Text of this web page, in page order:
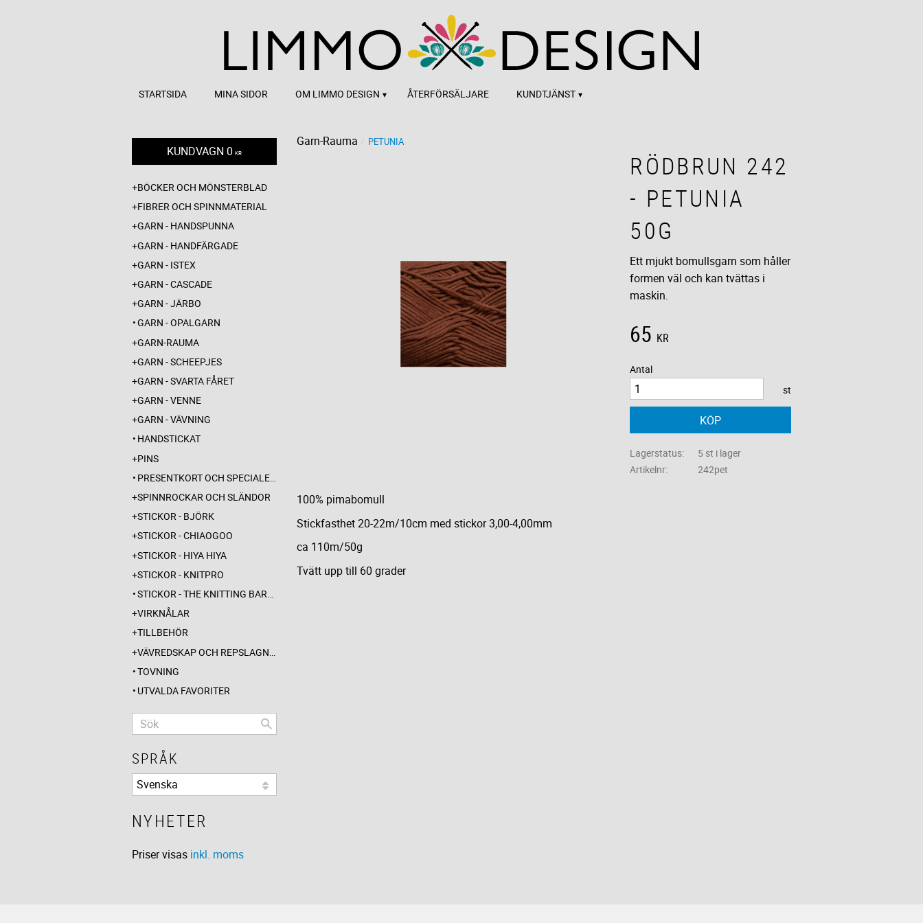
STARTSIDA MINA SIDOR OM LIMMO DESIGN ÅTERFÖRSÄLJARE KUNDTJÄNST
Garn-Rauma PETUNIA
RÖDBRUN 242
- PETUNIA
50G
Ett mjukt bomullsgarn som håller
formen väl och kan tvättas i
maskin.
65 KR
Antal
st
KÖP
Lagerstatus
5 st i lager
Artikelnr
242pet
100% pimabomull
Stickfasthet 20-22m/10cm med stickor 3,00-4,00mm
ca 110m/50g
Tvätt upp till 60 grader
KUNDVAGN 0 KR
BÖCKER OCH MÖNSTERBLAD
FIBRER OCH SPINNMATERIAL
GARN - HANDSPUNNA
GARN - HANDFÄRGADE
GARN - ISTEX
GARN - CASCADE
GARN - JÄRBO
GARN - OPALGARN
GARN-RAUMA
GARN - SCHEEPJES
GARN - SVARTA FÅRET
GARN - VENNE
GARN - VÄVNING
HANDSTICKAT
PINS
PRESENTKORT OCH SPECIALERBJUDANDEN
SPINNROCKAR OCH SLÄNDOR
STICKOR - BJÖRK
STICKOR - CHIAOGOO
STICKOR - HIYA HIYA
STICKOR - KNITPRO
STICKOR - THE KNITTING BARBER
VIRKNÅLAR
TILLBEHÖR
VÄVREDSKAP OCH REPSLAGNING
TOVNING
UTVALDA FAVORITER
SPRÅK
NYHETER
Priser visas inkl. moms